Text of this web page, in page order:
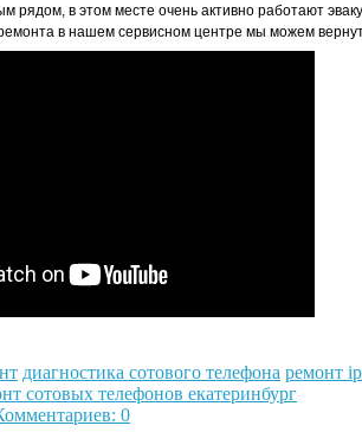
рядом, в этом месте очень активно работают
в нашем сервисном центре мы можем
диагностика сотового телефона ремонт
сотовых телефонов екатеринбург
0